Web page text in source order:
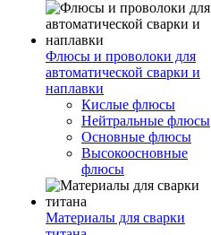
Флюсы и проволоки для
автоматической сварки и
наплавки
Кислые флюсы
Нейтральные флюсы
Основные флюсы
Высокоосновные
флюсы
Материалы для сварки